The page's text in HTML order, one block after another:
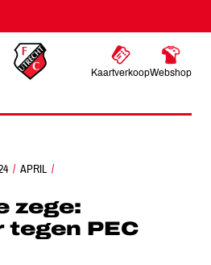
KaartverkoopWebshop
5 -
APRIL
VIJFKLAPPER TEGEN PEC ZWOLLE
zege:
PEC